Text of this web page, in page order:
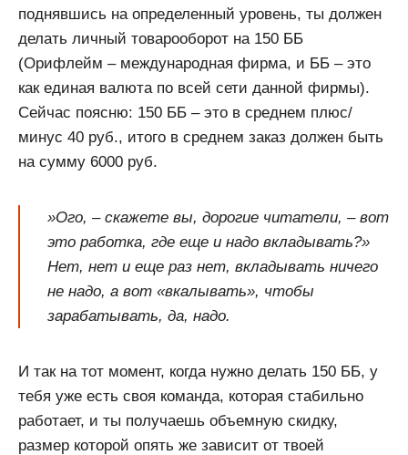
поднявшись на определенный уровень, ты должен
делать личный товарооборот на 150 ББ
(Орифлейм – международная фирма, и ББ – это
как единая валюта по всей сети данной фирмы).
Сейчас поясню: 150 ББ – это в среднем плюс/
минус 40 руб., итого в среднем заказ должен быть
на сумму 6000 руб.
»Ого, – скажете вы, дорогие читатели, – вот
это работка, где еще и надо вкладывать?»
Нет, нет и еще раз нет, вкладывать ничего
не надо, а вот «вкалывать», чтобы
зарабатывать, да, надо.
И так на тот момент, когда нужно делать 150 ББ, у
тебя уже есть своя команда, которая стабильно
работает, и ты получаешь объемную скидку,
размер которой опять же зависит от твоей